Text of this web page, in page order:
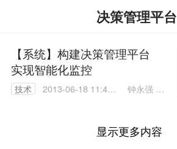
决策管理平台
【系统】构建决策管理平台
实现智能化监控
技术
2013-06-18 11:42:
钟永强 富
司
显示更多内容